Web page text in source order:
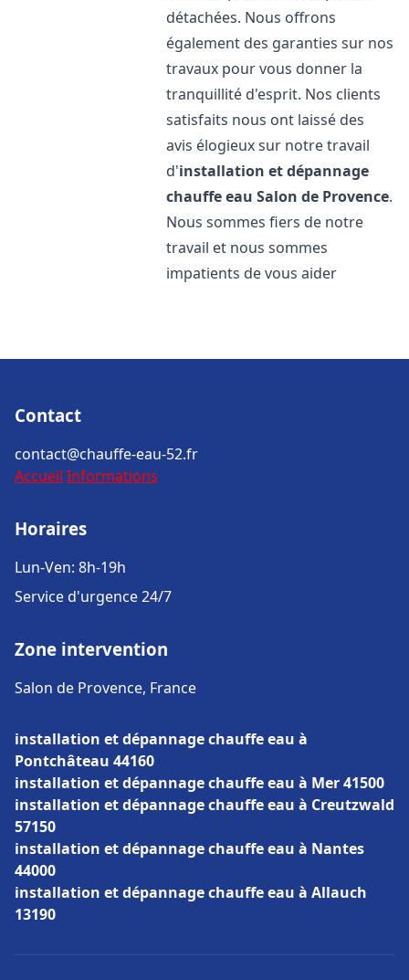
détachées. Nous offrons
également des garanties sur nos
travaux pour vous donner la
tranquillité d'esprit. Nos clients
satisfaits nous ont laissé des
avis élogieux sur notre travail
d'installation et dépannage
chauffe eau Salon de Provence.
Nous sommes fiers de notre
travail et nous sommes
impatients de vous aider
Contact
contact@chauffe-eau-52.fr
Accueil Informations
Horaires
Lun-Ven: 8h-19h
Service d'urgence 24/7
Zone intervention
Salon de Provence, France
installation et dépannage chauffe eau à
Pontchâteau 44160
installation et dépannage chauffe eau à Mer 41500
installation et dépannage chauffe eau à Creutzwald
57150
installation et dépannage chauffe eau à Nantes
44000
installation et dépannage chauffe eau à Allauch
13190